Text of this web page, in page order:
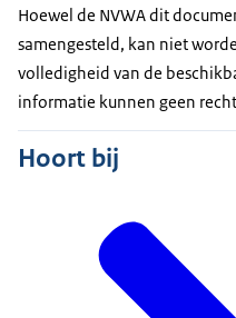
Hoewel de NVWA dit
samengesteld, kan niet
volledigheid van de
informatie kunnen geen
Hoort bij